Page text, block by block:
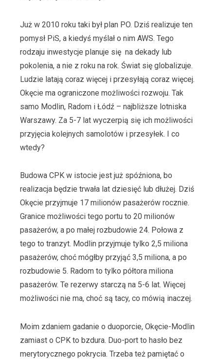
Już w 2010 roku taki był plan PO. Dziś realizuje ten
pomysł PiS, a kiedyś myślał o nim AWS. Tego
rodzaju inwestycje planuje się na dekady lub
pokolenia, a nie z roku na rok. Świat się globalizuje.
Ludzie latają coraz więcej i przesyłają coraz więcej.
Okęcie ma ograniczone możliwości rozwoju. Tak
samo Modlin, Radom i Łódź – najbliższe lotniska
Warszawy. Za 5-7 lat wyczerpią się ich możliwości
przyjęcia kolejnych samolotów i przesyłek. I co
wtedy?
Budowa CPK w istocie jest już spóźniona, bo
realizacja będzie trwała lat dziesięć lub dłużej. Dziś
Okęcie przyjmuje 17 milionów pasażerów rocznie.
Granice możliwości tego portu to 20 milionów
pasażerów, a po małej rozbudowie 24. Połowa z
tego to tranzyt. Modlin przyjmuje tylko 2,5 miliona
pasażerów, choć mógłby przyjąć 3,5 miliona, a po
rozbudowie 5. Radom to tylko półtora miliona
pasażerów. Te rezerwy starczą na 5-6 lat. Więcej
możliwości nie ma, choć są tacy, co mówią inaczej.
Moim zdaniem gadanie o duoporcie, Okęcie-Modlin
zamiast o CPK to bzdura. Duo-port to hasło bez
merytorycznego pokrycia. Trzeba też pamiętać o